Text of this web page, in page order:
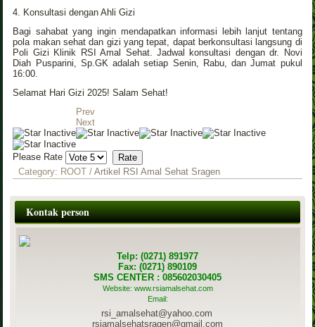
4. Konsultasi dengan Ahli Gizi
Bagi sahabat yang ingin mendapatkan informasi lebih lanjut tentang
pola makan sehat dan gizi yang tepat, dapat berkonsultasi langsung di
Poli Gizi Klinik RSI Amal Sehat. Jadwal konsultasi dengan dr. Novi
Diah Pusparini, Sp.GK adalah setiap Senin, Rabu, dan Jumat pukul
16:00.
Selamat Hari Gizi 2025! Salam Sehat!
Prev
Next
Please Rate
Category: ROOT /Artikel RSI Amal Sehat Sragen
Kontak person
Telp: (0271) 891977
Fax: (0271) 890109
SMS CENTER : 085602030405
Website: www.rsiamalsehat.com
Email:
rsi_amalsehat@yahoo.com
rsiamalsehatsragen@gmail.com